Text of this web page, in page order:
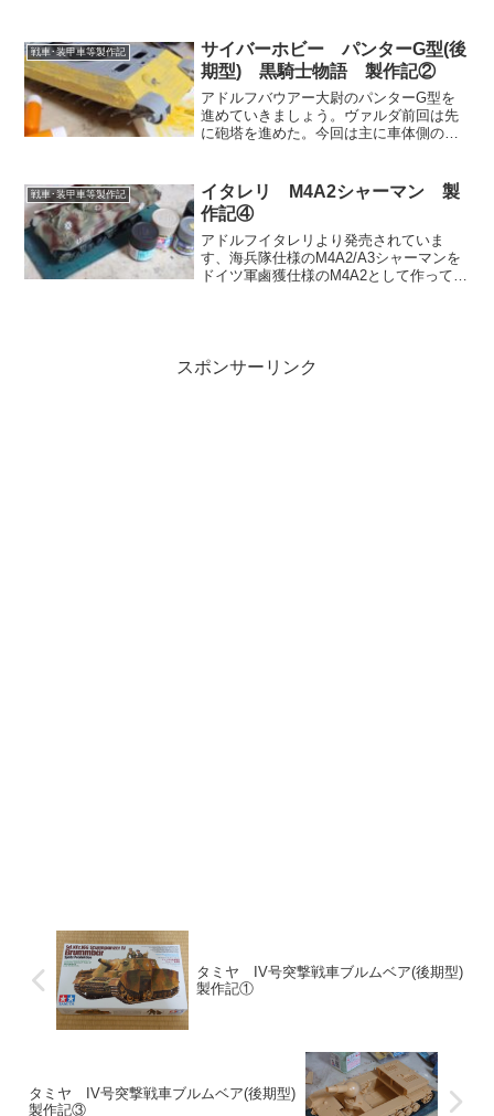
中身を確認した。今回は組み立て開始。
合わせ目箇所を貼り...
戦車･装甲車等製作記
サイバーホビー パンターG型(後
期型) 黒騎士物語 製作記②
アドルフバウアー大尉のパンターG型を
進めていきましょう。ヴァルダ前回は先
に砲塔を進めた。今回は主に車体側の製
型大隊に休みはない。あるのは積みの山
だけだ。転輪処理だ パー...
戦車･装甲車等製作記
イタレリ M4A2シャーマン 製
作記④
アドルフイタレリより発売されていま
す、海兵隊仕様のM4A2/A3シャーマンを
ドイツ軍鹵獲仕様のM4A2として作ってみ
スポンサーリンク
タミヤ IV号突撃戦車ブルムベア(後期型)
製作記①
タミヤ IV号突撃戦車ブルムベア(後期型)
製作記③